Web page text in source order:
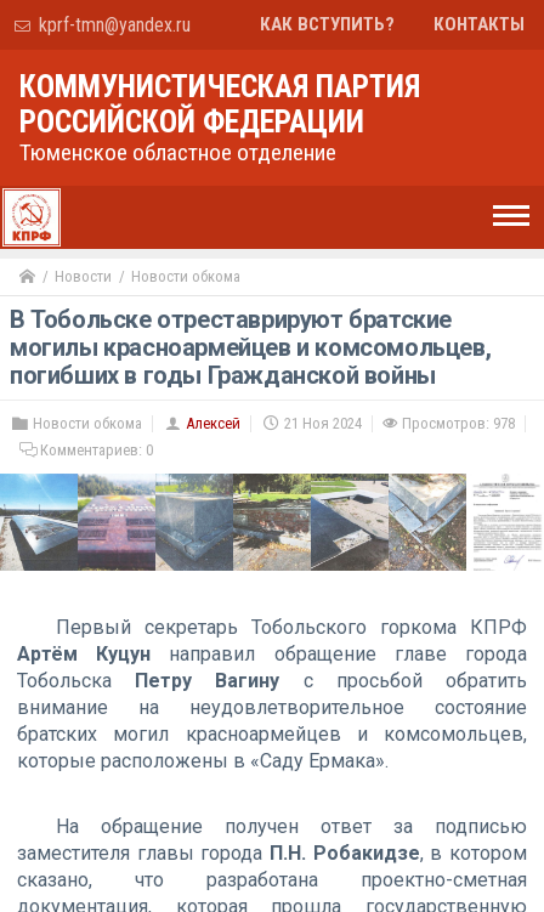
kprf-tmn@yandex.ru КАК ВСТУПИТЬ? КОНТАКТЫ
КОММУНИСТИЧЕСКАЯ ПАРТИЯ
РОССИЙСКОЙ ФЕДЕРАЦИИ
Тюменское областное отделение
Новости Новости обкома
В Тобольске отреставрируют братские
могилы красноармейцев и комсомольцев,
погибших в годы Гражданской войны
Новости обкома Алексей 21 Ноя 2024
Просмотров: 978
Комментариев: 0
Первый секретарь Тобольского горкома КПРФ
Артём Куцун направил обращение главе города
Тобольска Петру Вагину с просьбой обратить
внимание на неудовлетворительное состояние
братских могил красноармейцев и комсомольцев,
которые расположены в «Саду Ермака».
На обращение получен ответ за подписью
заместителя главы города П.Н. Робакидзе, в котором
сказано, что разработана проектно-сметная
документация, которая прошла государственную